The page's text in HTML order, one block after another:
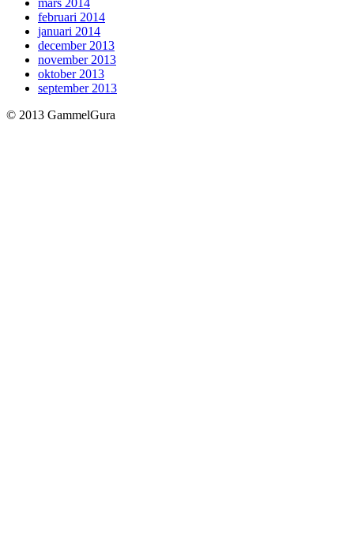
mars 2014
februari 2014
januari 2014
december 2013
november 2013
oktober 2013
september 2013
© 2013 GammelGura